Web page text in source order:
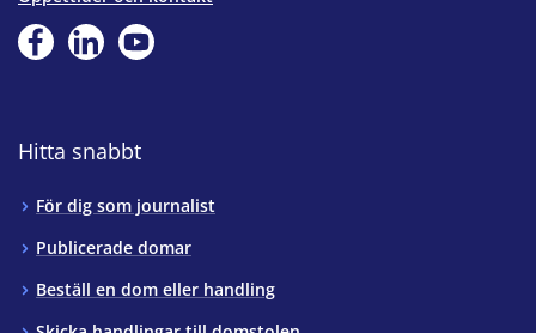
Hitta snabbt
För dig som journalist
Publicerade domar
Beställ en dom eller handling